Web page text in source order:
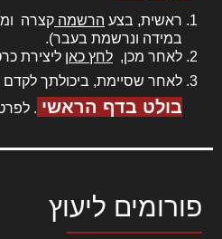
ראשית, בצע הרשמה קצרה
במידה ונרשמת בעבר).
לאחר מכן, לחץ כאן ליצירת
לאחר שסיימת, ביכולתך
בולט בדף הראשי .
פורומים ליעוץ